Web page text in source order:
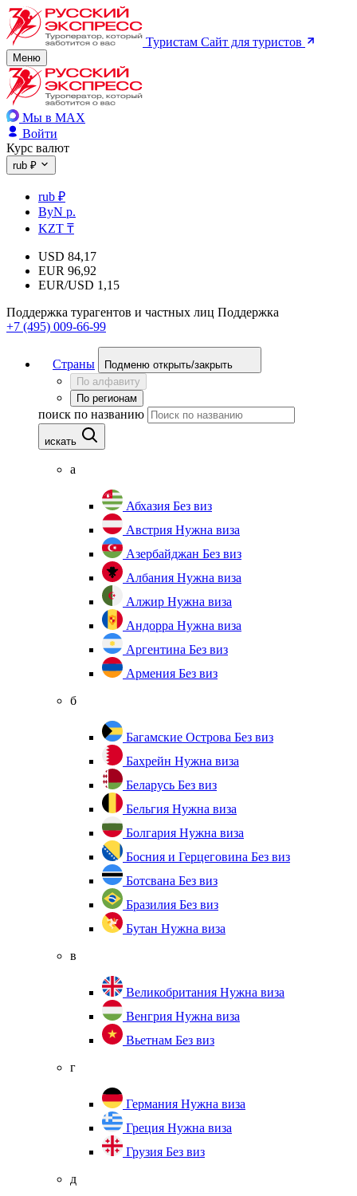
Туристам Сайт для туристов
Меню
Мы в MAX
Войти
Курс валют
rub ₽
rub ₽
ByN р.
KZT ₸
USD 84,17
EUR 96,92
EUR/USD 1,15
Поддержка турагентов и частных лиц Поддержка
+7 (495) 009-66-99
Страны
Подменю открыть/закрыть
По алфавиту
По регионам
поиск по названию
искать
а
Абхазия Без виз
Австрия Нужна виза
Азербайджан Без виз
Албания Нужна виза
Алжир Нужна виза
Андорра Нужна виза
Аргентина Без виз
Армения Без виз
б
Багамские Острова Без виз
Бахрейн Нужна виза
Беларусь Без виз
Бельгия Нужна виза
Болгария Нужна виза
Босния и Герцеговина Без виз
Ботсвана Без виз
Бразилия Без виз
Бутан Нужна виза
в
Великобритания Нужна виза
Венгрия Нужна виза
Вьетнам Без виз
г
Германия Нужна виза
Греция Нужна виза
Грузия Без виз
д